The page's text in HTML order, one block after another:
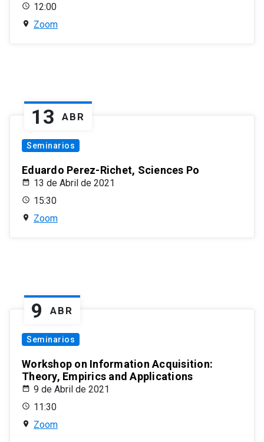
12:00
Zoom
13 ABR
Seminarios
Eduardo Perez-Richet, Sciences Po
13 de Abril de 2021
15:30
Zoom
9 ABR
Seminarios
Workshop on Information Acquisition:
Theory, Empirics and Applications
9 de Abril de 2021
11:30
Zoom